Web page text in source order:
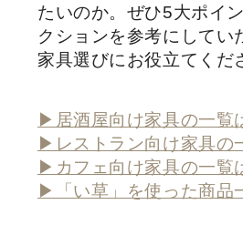
たいのか。ぜひ5大ポイ
クションを参考にしてい
家具選びにお役立てくだ
▶居酒屋向け家具の一覧
▶レストラン向け家具の
▶カフェ向け家具の一覧
▶「い草」を使った商品